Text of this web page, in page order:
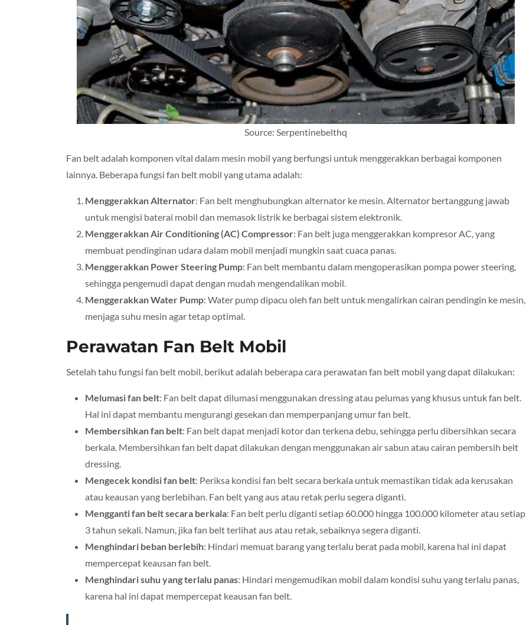
Source: Serpentinebelthq
Fan belt adalah komponen vital dalam mesin mobil yang berfungsi untuk menggerakkan berbagai komponen
lainnya. Beberapa fungsi fan belt mobil yang utama adalah:
Menggerakkan Alternator: Fan belt menghubungkan alternator ke mesin. Alternator bertanggung jawab
untuk mengisi baterai mobil dan memasok listrik ke berbagai sistem elektronik.
Menggerakkan Air Conditioning (AC) Compressor: Fan belt juga menggerakkan kompresor AC, yang
membuat pendinginan udara dalam mobil menjadi mungkin saat cuaca panas.
Menggerakkan Power Steering Pump: Fan belt membantu dalam mengoperasikan pompa power steering,
sehingga pengemudi dapat dengan mudah mengendalikan mobil.
Menggerakkan Water Pump: Water pump dipacu oleh fan belt untuk mengalirkan cairan pendingin ke mesin,
menjaga suhu mesin agar tetap optimal.
Perawatan Fan Belt Mobil
Setelah tahu fungsi fan belt mobil, berikut adalah beberapa cara perawatan fan belt mobil yang dapat dilakukan:
Melumasi fan belt: Fan belt dapat dilumasi menggunakan dressing atau pelumas yang khusus untuk fan belt.
Hal ini dapat membantu mengurangi gesekan dan memperpanjang umur fan belt.
Membersihkan fan belt: Fan belt dapat menjadi kotor dan terkena debu, sehingga perlu dibersihkan secara
berkala. Membersihkan fan belt dapat dilakukan dengan menggunakan air sabun atau cairan pembersih belt
dressing.
Mengecek kondisi fan belt: Periksa kondisi fan belt secara berkala untuk memastikan tidak ada kerusakan
atau keausan yang berlebihan. Fan belt yang aus atau retak perlu segera diganti.
Mengganti fan belt secara berkala: Fan belt perlu diganti setiap 60.000 hingga 100.000 kilometer atau setiap
3 tahun sekali. Namun, jika fan belt terlihat aus atau retak, sebaiknya segera diganti.
Menghindari beban berlebih: Hindari memuat barang yang terlalu berat pada mobil, karena hal ini dapat
mempercepat keausan fan belt.
Menghindari suhu yang terlalu panas: Hindari mengemudikan mobil dalam kondisi suhu yang terlalu panas,
karena hal ini dapat mempercepat keausan fan belt.